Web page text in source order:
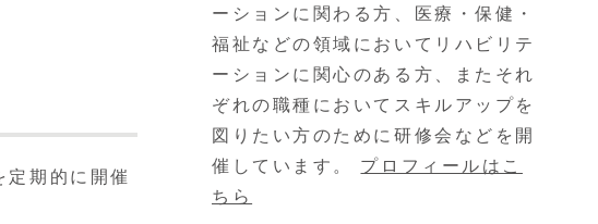
期的に開催
ーションに関わる方、医療・保健・
福祉などの領域においてリハビリテ
ーションに関心のある方、またそれ
ぞれの職種においてスキルアップを
図りたい方のために研修会などを開
催しています。 プロフィールはこ
ちら